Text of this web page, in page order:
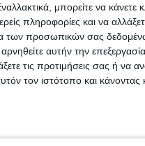
μπορείτε να κάνετε
πληροφορίες και να
των προσωπικών σας
αυτήν την
τις προτιμήσεις σας ή να
τον ιστότοπο και κάνοντας